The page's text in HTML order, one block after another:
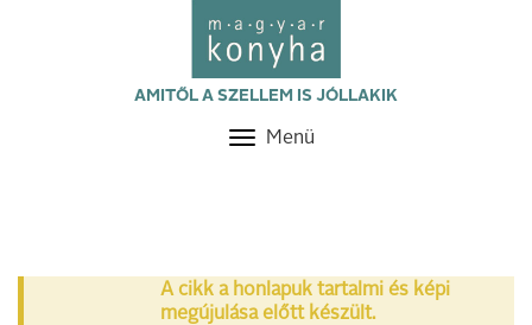
AMITŐL A SZELLEM IS JÓLLAKIK
Toggle
Menü
A cikk a honlapuk tartalmi és képi
megújulása előtt készült.